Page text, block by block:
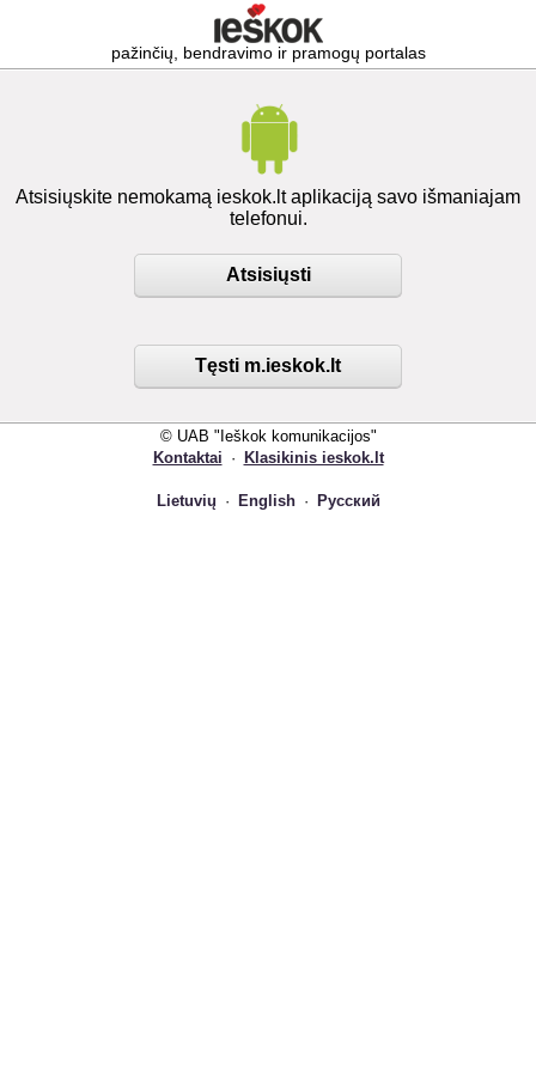
pažinčių, bendravimo ir pramogų portalas
Atsisiųskite nemokamą ieskok.lt aplikaciją savo išmaniajam
telefonui.
Atsisiųsti
Tęsti m.ieskok.lt
© UAB "Ieškok komunikacijos"
Kontaktai · Klasikinis ieskok.lt
Lietuvių · English · Русский